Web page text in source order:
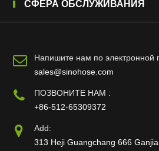
СФЕРА ОБСЛУЖИВАНИЯ
Напишите нам по электронной
sales@sinohose.com
ПОЗВОНИТЕ НАМ :
+86-512-65309372
Add:
313 Heji Guangchang 666